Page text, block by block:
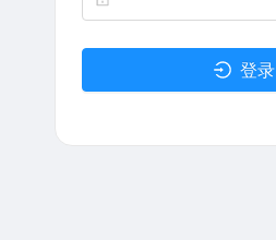
登录